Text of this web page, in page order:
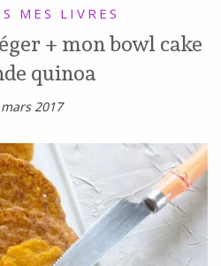
MES LIVRES
+ mon bowl cake
quinoa
2017